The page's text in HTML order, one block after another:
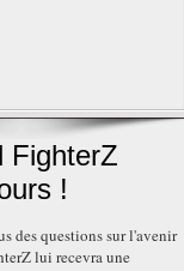
FighterZ
!
des questions sur l'avenir
lui recevra une